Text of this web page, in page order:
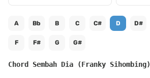
A Bb B C C# D D#
F F# G G#
Chord Sembah Dia (Franky Sihombing)